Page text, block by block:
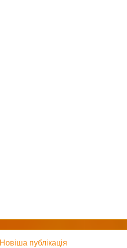
Новіша публікація